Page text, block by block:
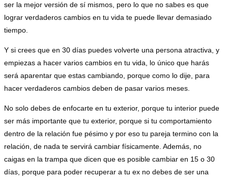
ser la mejor versión de sí mismos, pero lo que no sabes es que
lograr verdaderos cambios en tu vida te puede llevar demasiado
tiempo.
Y si crees que en 30 días puedes volverte una persona atractiva, y
empiezas a hacer varios cambios en tu vida, lo único que harás
será aparentar que estas cambiando, porque como lo dije, para
hacer verdaderos cambios deben de pasar varios meses.
No solo debes de enfocarte en tu exterior, porque tu interior puede
ser más importante que tu exterior, porque si tu comportamiento
dentro de la relación fue pésimo y por eso tu pareja termino con la
relación, de nada te servirá cambiar físicamente. Además, no
caigas en la trampa que dicen que es posible cambiar en 15 o 30
días, porque para poder recuperar a tu ex no debes de ser una